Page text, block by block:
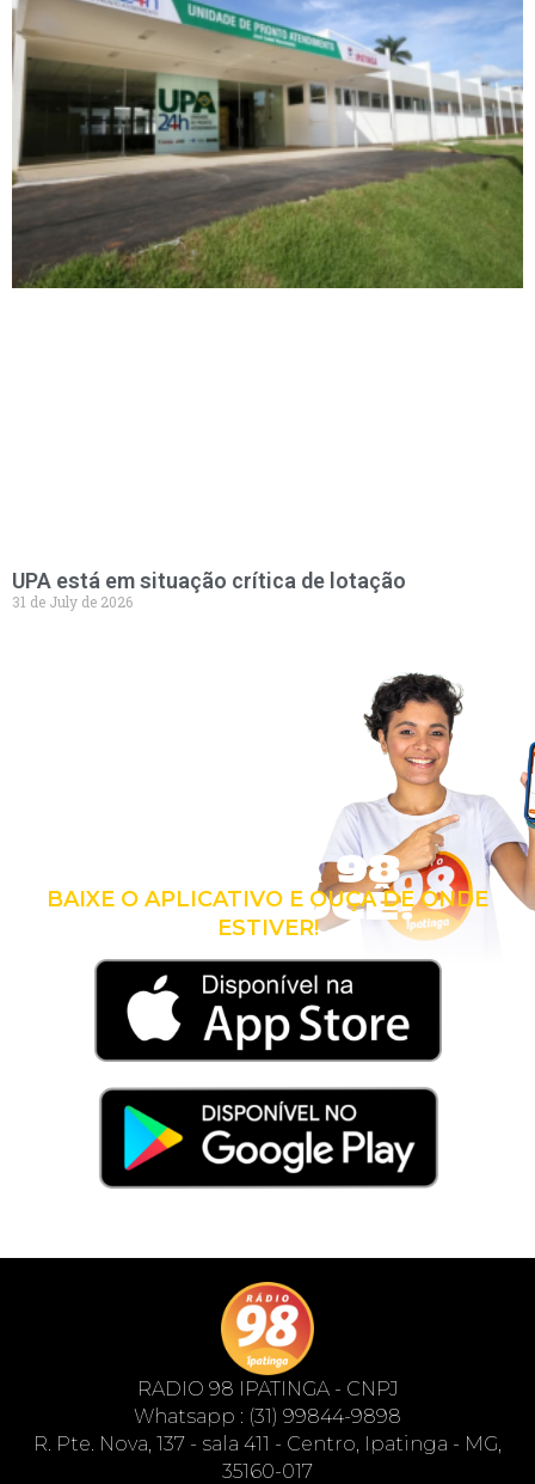
UPA está em situação crítica de lotação
31 de July de 2026
LEVE A 98
COM VOCÊ!
BAIXE O APLICATIVO E OUÇA DE ONDE
ESTIVER!
RADIO 98 IPATINGA - CNPJ
Whatsapp : (31) 99844-9898
R. Pte. Nova, 137 - sala 411 - Centro, Ipatinga - MG,
35160-017